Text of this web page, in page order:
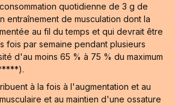
quotidienne de 3 g de
entraînement de musculation dont la
au fil du temps et qui devrait être
fois par semaine pendant plusieurs
d'au moins 65 % à 75 % du maximum
à la fois à l'augmentation et au
et au maintien d'une ossature